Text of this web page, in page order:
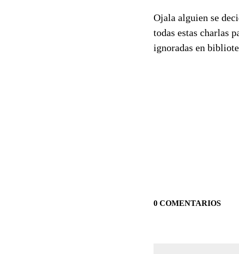
Ojala alguien se
todas estas charlas
ignoradas en
0 COMENTARIOS